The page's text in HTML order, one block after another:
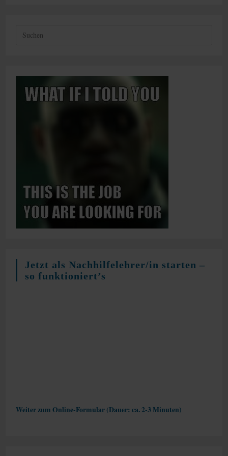
Jetzt als Nachhilfelehrer/in starten –
so funktioniert’s
Weiter zum Online-Formular (Dauer: ca. 2-3 Minuten)